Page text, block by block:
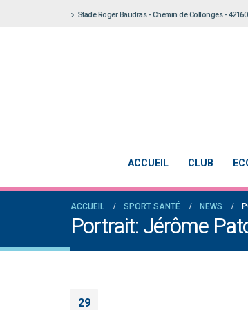
Stade Roger Baudras - Chemin de Collonges -
ACCUEIL CLUB
ACCUEIL SPORT SANTÉ NEWS
Portrait: Jérôme
29